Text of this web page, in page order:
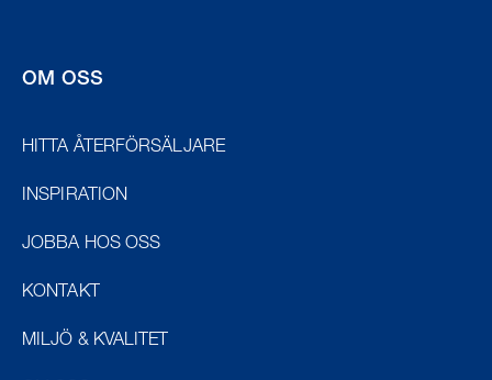
OM OSS
HITTA ÅTERFÖRSÄLJARE
INSPIRATION
JOBBA HOS OSS
KONTAKT
MILJÖ & KVALITET